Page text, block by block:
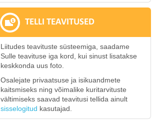
TELLI TEAVITUSED
Liitudes teavituste süsteemiga, saadame
Sulle teavituse iga kord, kui sinust lisatakse
keskkonda uus foto.
Osalejate privaatsuse ja isikuandmete
kaitsmiseks ning võimalike kuritarvituste
vältimiseks saavad teavitusi tellida ainult
sisselogitud kasutajad.